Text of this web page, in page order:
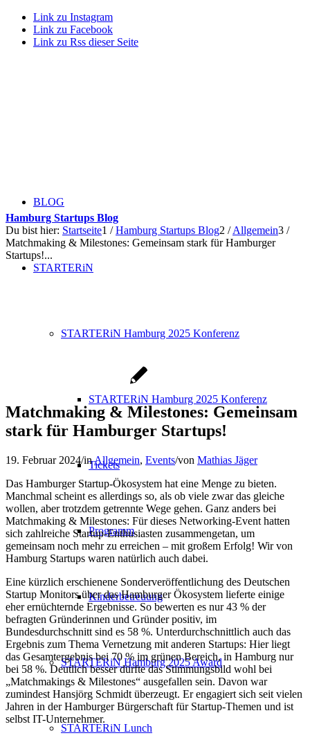
Link zu Instagram
Link zu Facebook
Link zu Rss dieser Seite
BLOG
STARTERiN
STARTERiN Hamburg 2025 Konferenz
STARTERiN Hamburg 2025 Konferenz
Tickets
Programm
Kinderbetreuung
STARTERiN Hamburg 2025 Award
STARTERiN Lunch
Hamburg Startups Blog
Du bist hier: Startseite1 / Hamburg Startups Blog2 / Allgemein3 /
Matchmaking & Milestones: Gemeinsam stark für Hamburger
Startups!...
Matchmaking & Milestones: Gemeinsam
stark für Hamburger Startups!
19. Februar 2024/inAllgemein, Events/von Mathias Jäger
Das Hamburger Startup-Ökosystem hat eine Menge zu bieten.
Manchmal scheint es allerdings so, als ob viele zwar das gleiche
wollen, aber trotzdem getrennte Wege gehen. Ganz anders bei
Matchmaking & Milestones: Für dieses Networking-Event hatten
sich zahlreiche Startup-Enthusiasten zusammengetan, um
gemeinsam noch mehr zu erreichen – mit großem Erfolg! Wir von
Hamburg Startups waren natürlich auch dabei.
Eine kürzlich erschienene Sonderveröffentlichung des Deutschen
Startup Monitors über das Hamburger Ökosystem lieferte einige
eher ernüchternde Ergebnisse. So bewerten es nur 43 % der
befragten Gründerinnen und Gründer positiv, im
Bundesdurchschnitt sind es 58 %. Unterdurchschnittlich auch das
Ergebnis zum Thema Vernetzung mit anderen Startups: Hier liegt
das Gesamtergebnis bei 70 % im grünen Bereich, in Hamburg nur
bei 58 %. Deutlich besser dürfte das Stimmungsbild wohl bei
„Matchmakings & Milestones“ ausgefallen sein. Davon war
zumindest Hansjörg Schmidt überzeugt. Er engagiert sich seit vielen
Jahren in der Hamburger Bürgerschaft für Startup-Themen und ist
selbst IT-Unternehmer.